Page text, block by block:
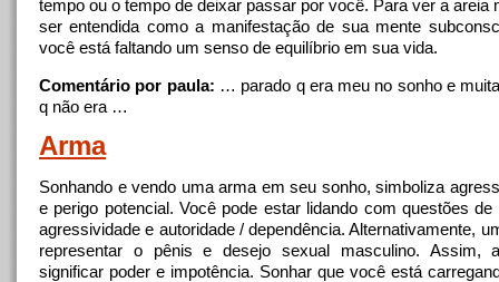
tempo ou o tempo de deixar passar por você. Para ver a areia
ser entendida como a manifestação de sua mente
você está faltando um senso de equilíbrio em sua vida.
Comentário por paula: … parado q era meu no sonho e
q não era …
Arma
Sonhando e vendo uma arma em seu sonho, simboliza
e perigo potencial. Você pode estar lidando com questões de
agressividade e autoridade / dependência. Alternativamente,
representar o pênis e desejo sexual masculino. Assim,
significar poder e impotência. Sonhar que você está